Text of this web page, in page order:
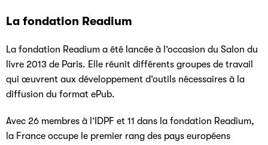
La fondation Readium
La fondation Readium a été lancée à l’occasion du Salon du
livre 2013 de Paris. Elle réunit différents groupes de travail
qui œuvrent aux développement d’outils nécessaires à la
diffusion du format ePub.
Avec 26 membres à l’IDPF et 11 dans la fondation Readium,
la France occupe le premier rang des pays européens